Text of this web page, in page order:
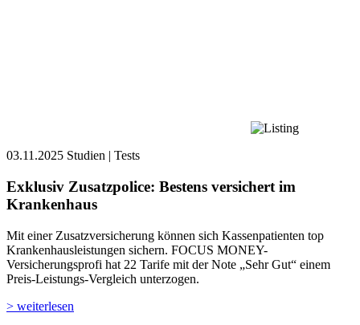
03.11.2025 Studien | Tests
Exklusiv Zusatzpolice: Bestens versichert im
Krankenhaus
Mit einer Zusatzversicherung können sich Kassenpatienten top
Krankenhausleistungen sichern. FOCUS MONEY-
Versicherungsprofi hat 22 Tarife mit der Note „Sehr Gut“ einem
Preis-Leistungs-Vergleich unterzogen.
> weiterlesen